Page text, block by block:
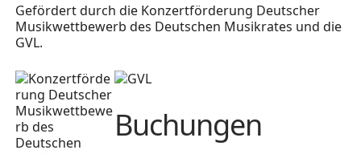
Gefördert durch die Konzertförderung Deutscher
Musikwettbewerb des Deutschen Musikrates und die
GVL.
Buchungen